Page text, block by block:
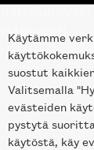
Helsingin
Käytämme
suostut
Valitsemalla
evästeiden
pystytä
käytöstä, käy